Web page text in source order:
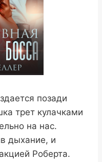
позади
трет кулачками
на нас.
дыхание, и
Роберта.